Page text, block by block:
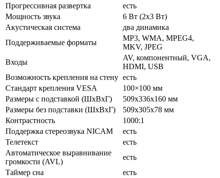
Прогрессивная развертка
есть
Мощность звука
6 Вт (2x3 Вт)
Акустическая система
два динамика
Поддерживаемые форматы
MP3, WMA, MPEG4,
MKV, JPEG
Входы
AV, компонентный, VGA,
HDMI, USB
Возможность крепления на стену есть
Стандарт крепления VESA
100×100 мм
Размеры с подставкой (ШxВxГ)
509x336x160 мм
Размеры без подставки (ШxВxГ)
509x305x78 мм
Контрастность
1000:1
Поддержка стереозвука NICAM
есть
Телетекст
есть
Автоматическое выравнивание
громкости (AVL)
есть
Таймер сна
есть